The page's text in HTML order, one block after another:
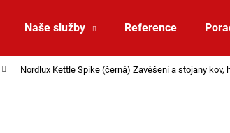
Naše služby Reference
Nordlux Kettle Spike (černá) Zavěšení a stojany kov,
Co potřebujete najít?